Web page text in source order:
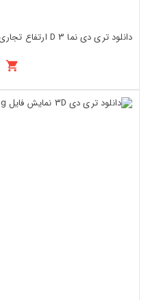
دانلود تری دی نما 3 D ارتفاع تجاری فایل DWG جزئیات (کد21571)